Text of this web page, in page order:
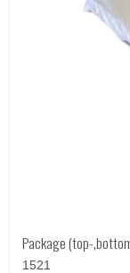
Package (top-
1521